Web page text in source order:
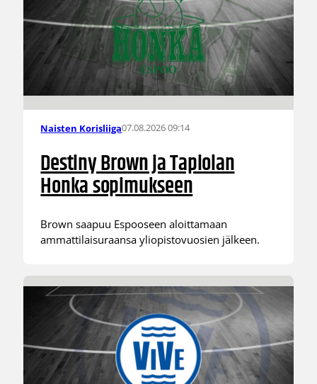
Naisten Korisliiga07.08.2026 09:14
Destiny Brown ja Tapiolan
Honka sopimukseen
Brown saapuu Espooseen aloittamaan
ammattilaisuraansa yliopistovuosien jälkeen.